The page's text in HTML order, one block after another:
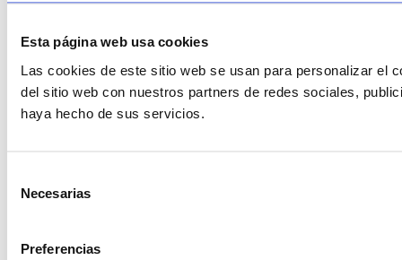
Esta página web usa cookies
Las cookies de este sitio web se usan para personalizar el
del sitio web con nuestros partners de redes sociales,
haya hecho de sus servicios.
Necesarias
Preferencias